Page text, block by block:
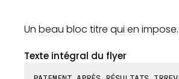
Un beau bloc titre qui en impose.
Texte intégral du flyer